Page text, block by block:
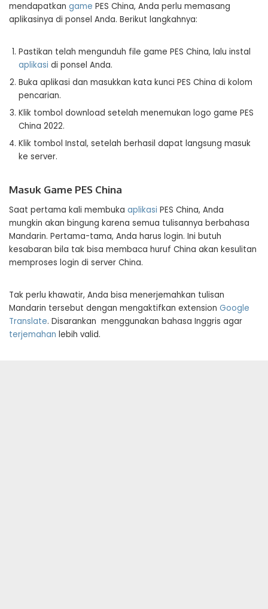
mendapatkan game PES China, Anda perlu memasang
aplikasinya di ponsel Anda. Berikut langkahnya:
Pastikan telah mengunduh file game PES China, lalu instal
aplikasi di ponsel Anda.
Buka aplikasi dan masukkan kata kunci PES China di kolom
pencarian.
Klik tombol download setelah menemukan logo game PES
China 2022.
Klik tombol Instal, setelah berhasil dapat langsung masuk
ke server.
Masuk Game PES China
Saat pertama kali membuka aplikasi PES China, Anda
mungkin akan bingung karena semua tulisannya berbahasa
Mandarin. Pertama-tama, Anda harus login. Ini butuh
kesabaran bila tak bisa membaca huruf China akan kesulitan
memproses login di server China.
Tak perlu khawatir, Anda bisa menerjemahkan tulisan
Mandarin tersebut dengan mengaktifkan extension Google
Translate. Disarankan menggunakan bahasa Inggris agar
terjemahan lebih valid.